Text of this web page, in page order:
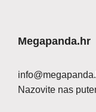
Megapanda.hr
Nazovite nas